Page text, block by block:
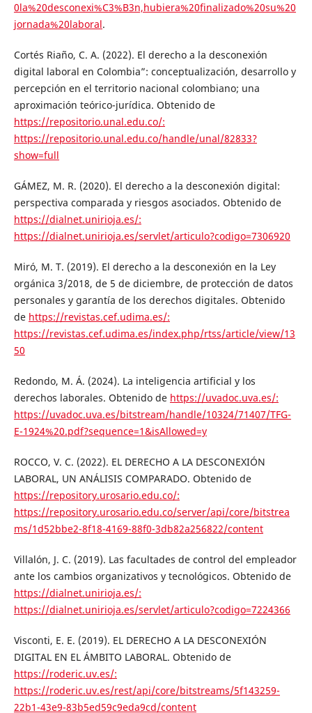
0la%20desconexi%C3%B3n,hubiera%20finalizado%20su%20
jornada%20laboral.
Cortés Riaño, C. A. (2022). El derecho a la desconexión
digital laboral en Colombia”: conceptualización, desarrollo y
percepción en el territorio nacional colombiano; una
aproximación teórico-jurídica. Obtenido de
https://repositorio.unal.edu.co/:
https://repositorio.unal.edu.co/handle/unal/82833?
show=full
GÁMEZ, M. R. (2020). El derecho a la desconexión digital:
perspectiva comparada y riesgos asociados. Obtenido de
https://dialnet.unirioja.es/:
https://dialnet.unirioja.es/servlet/articulo?codigo=7306920
Miró, M. T. (2019). El derecho a la desconexión en la Ley
orgánica 3/2018, de 5 de diciembre, de protección de datos
personales y garantía de los derechos digitales. Obtenido
de https://revistas.cef.udima.es/:
https://revistas.cef.udima.es/index.php/rtss/article/view/13
50
Redondo, M. Á. (2024). La inteligencia artificial y los
derechos laborales. Obtenido de https://uvadoc.uva.es/:
https://uvadoc.uva.es/bitstream/handle/10324/71407/TFG-
E-1924%20.pdf?sequence=1&isAllowed=y
ROCCO, V. C. (2022). EL DERECHO A LA DESCONEXIÓN
LABORAL, UN ANÁLISIS COMPARADO. Obtenido de
https://repository.urosario.edu.co/:
https://repository.urosario.edu.co/server/api/core/bitstrea
ms/1d52bbe2-8f18-4169-88f0-3db82a256822/content
Villalón, J. C. (2019). Las facultades de control del empleador
ante los cambios organizativos y tecnológicos. Obtenido de
https://dialnet.unirioja.es/:
https://dialnet.unirioja.es/servlet/articulo?codigo=7224366
Visconti, E. E. (2019). EL DERECHO A LA DESCONEXIÓN
DIGITAL EN EL ÁMBITO LABORAL. Obtenido de
https://roderic.uv.es/:
https://roderic.uv.es/rest/api/core/bitstreams/5f143259-
22b1-43e9-83b5ed59c9eda9cd/content